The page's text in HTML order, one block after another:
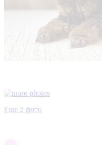
Еще 2 фото